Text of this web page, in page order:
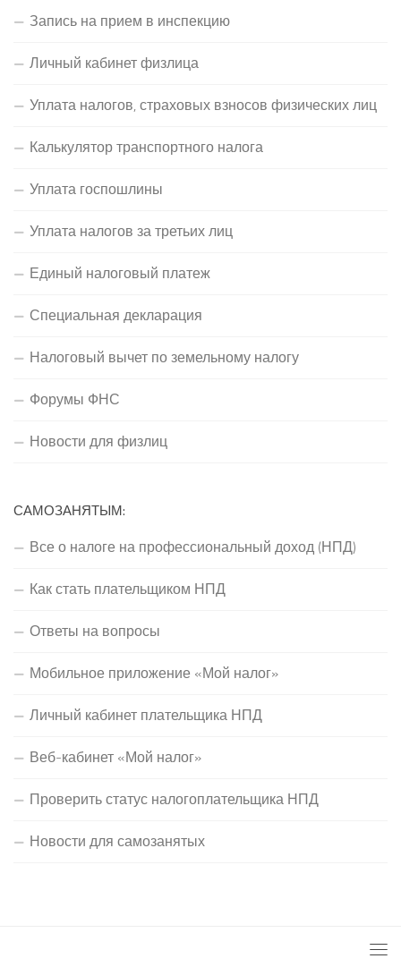
Запись на прием в инспекцию
Личный кабинет физлица
Уплата налогов, страховых взносов физических лиц
Калькулятор транспортного налога
Уплата госпошлины
Уплата налогов за третьих лиц
Единый налоговый платеж
Специальная декларация
Налоговый вычет по земельному налогу
Форумы ФНС
Новости для физлиц
САМОЗАНЯТЫМ:
Все о налоге на профессиональный доход (НПД)
Как стать плательщиком НПД
Ответы на вопросы
Мобильное приложение «Мой налог»
Личный кабинет плательщика НПД
Веб-кабинет «Мой налог»
Проверить статус налогоплательщика НПД
Новости для самозанятых